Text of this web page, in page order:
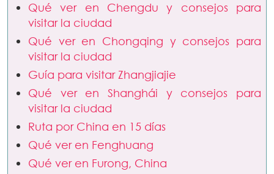
Qué ver en Chengdu y consejos para
visitar la ciudad
Qué ver en Chongqing y consejos para
visitar la ciudad
Guía para visitar Zhangjiajie
Qué ver en Shanghái y consejos para
visitar la ciudad
Ruta por China en 15 días
Qué ver en Fenghuang
Qué ver en Furong, China